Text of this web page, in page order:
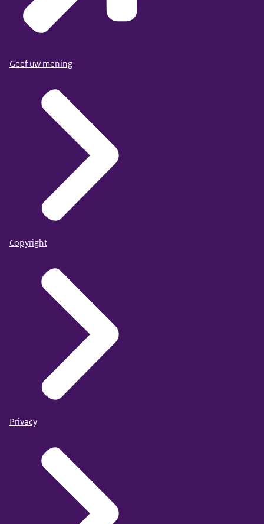
Geef uw mening
Copyright
Privacy